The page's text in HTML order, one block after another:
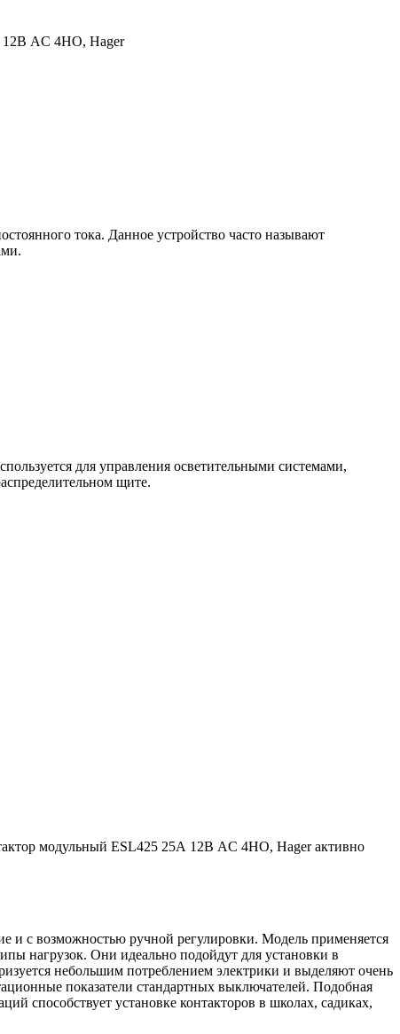
12В AC 4НО, Hager
тока. Данное устройство часто называют
для управления осветительными системами,
щите.
модульный ESL425 25А 12В AC 4НО, Hager активно
и с возможностью ручной регулировки. Модель применяется
нагрузок. Они идеально подойдут для установки в
небольшим потреблением электрики и выделяют очень
показатели стандартных выключателей. Подобная
способствует установке контакторов в школах, садиках,